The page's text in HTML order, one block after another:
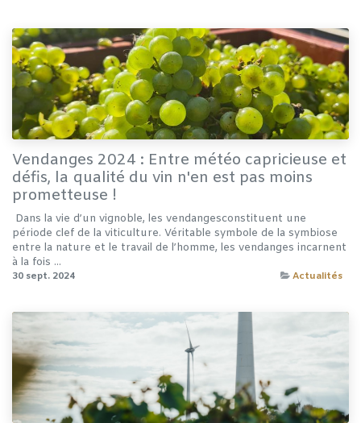
Vendanges 2024 : Entre météo capricieuse et
défis, la qualité du vin n'en est pas moins
prometteuse !
​ ​Dans la vie d’un vignoble, les vendangesconstituent une
période clef de la viticulture. Véritable symbole de la symbiose
entre la nature et le travail de l’homme, les vendanges incarnent
à la fois ...
30 sept. 2024 Actualités